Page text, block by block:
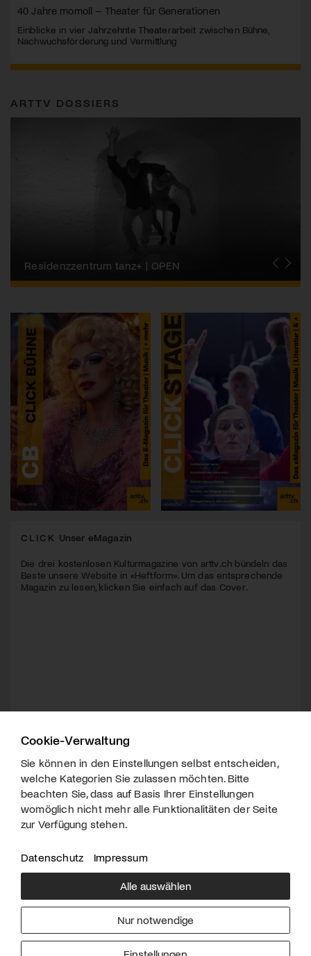
40 Jahre momoll – Theater für Generationen
Einblicke in vier Jahrzehnte Theaterarbeit zwischen Bühne,
Nachwuchsförderung und Vermittlung
ARTTV DOSSIERS
Migros-Kulturprozent | Tanzfestival Steps
Residenzzentrum tanz+ | OPEN
Tanzszene Schweiz
CLICK Unser eMagazin
Die drei kostenlosen Kulturmagazine von arttv.ch bündeln das
Beste unsere Website in «Heftform». Um das entsprechende
Magazin zu lesen, klicken Sie einfach auf das Cover.
Über uns
Downloads
Werben
Impressum
Cookie-Verwaltung
Sie können in den Einstellungen selbst entscheiden,
welche Kategorien Sie zulassen möchten. Bitte
beachten Sie, dass auf Basis Ihrer Einstellungen
womöglich nicht mehr alle Funktionalitäten der Seite
zur Verfügung stehen.
Datenschutz Impressum
Alle auswählen
Nur notwendige